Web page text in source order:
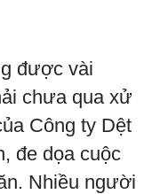
được vài
chưa qua xử
Công ty Dệt
đe dọa cuộc
Nhiều người